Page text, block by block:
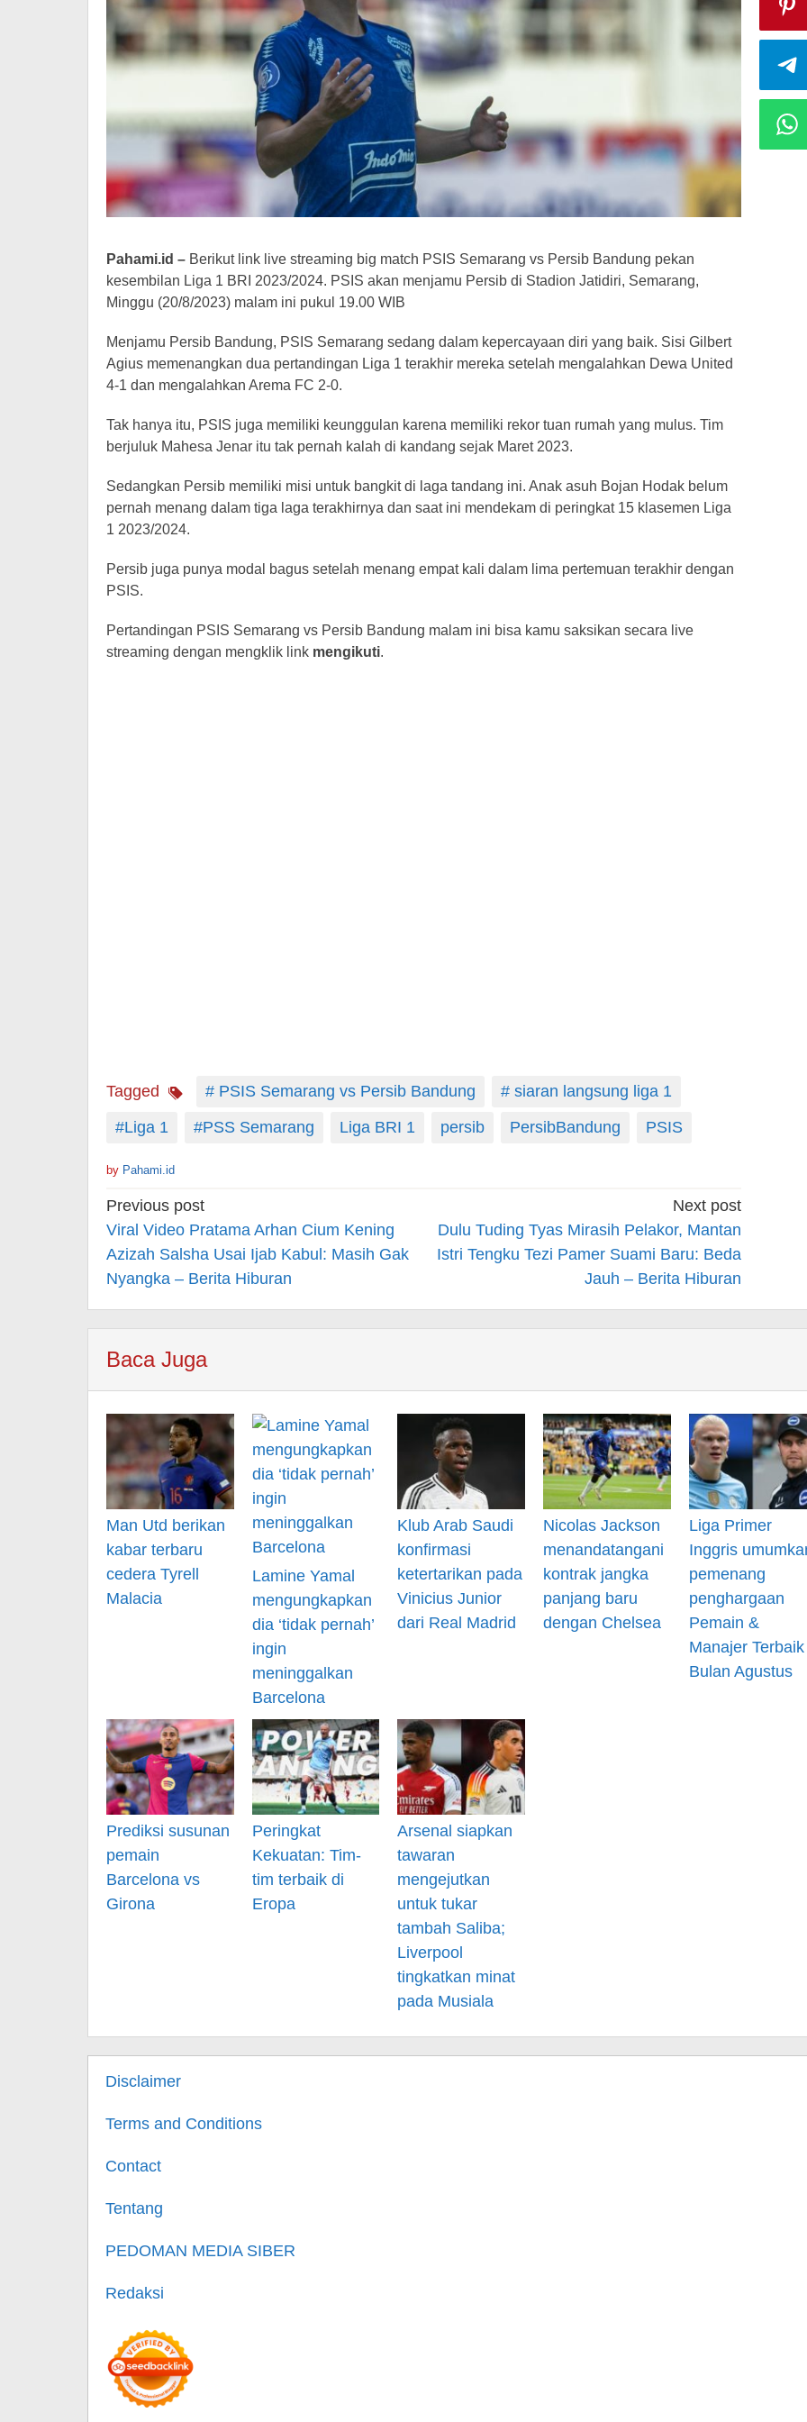
Hiburan
Pahami.id – Berikut link live streaming big match PSIS Semarang vs Persib Bandung pekan
kesembilan Liga 1 BRI 2023/2024. PSIS akan menjamu Persib di Stadion Jatidiri, Semarang,
Minggu (20/8/2023) malam ini pukul 19.00 WIB
Menjamu Persib Bandung, PSIS Semarang sedang dalam kepercayaan diri yang baik. Sisi Gilbert
Agius memenangkan dua pertandingan Liga 1 terakhir mereka setelah mengalahkan Dewa United
4-1 dan mengalahkan Arema FC 2-0.
Tak hanya itu, PSIS juga memiliki keunggulan karena memiliki rekor tuan rumah yang mulus. Tim
berjuluk Mahesa Jenar itu tak pernah kalah di kandang sejak Maret 2023.
Sedangkan Persib memiliki misi untuk bangkit di laga tandang ini. Anak asuh Bojan Hodak belum
pernah menang dalam tiga laga terakhirnya dan saat ini mendekam di peringkat 15 klasemen Liga
1 2023/2024.
Persib juga punya modal bagus setelah menang empat kali dalam lima pertemuan terakhir dengan
PSIS.
Pertandingan PSIS Semarang vs Persib Bandung malam ini bisa kamu saksikan secara live
streaming dengan mengklik link mengikuti.
Tagged # PSIS Semarang vs Persib Bandung
# siaran langsung liga 1
#Liga 1
#PSS Semarang Liga BRI 1 persib PersibBandung PSIS
by Pahami.id
Post
navigation
Previous post
Viral Video Pratama Arhan Cium Kening
Azizah Salsha Usai Ijab Kabul: Masih Gak
Nyangka – Berita Hiburan
Next post
Dulu Tuding Tyas Mirasih Pelakor, Mantan
Istri Tengku Tezi Pamer Suami Baru: Beda
Jauh – Berita Hiburan
Baca Juga
Man Utd berikan
kabar terbaru
cedera Tyrell
Malacia
Lamine Yamal
mengungkapkan
dia ‘tidak pernah’
ingin
meninggalkan
Barcelona
Klub Arab Saudi
konfirmasi
ketertarikan pada
Vinicius Junior
dari Real Madrid
Nicolas Jackson
menandatangani
kontrak jangka
panjang baru
dengan Chelsea
Liga Primer
Inggris
pemenang
penghargaan
Pemain &
Manajer Terbaik
Bulan Agustus
Prediksi susunan
pemain
Barcelona vs
Girona
Peringkat
Kekuatan: Tim-
tim terbaik di
Eropa
Arsenal siapkan
tawaran
mengejutkan
untuk tukar
tambah Saliba;
Liverpool
tingkatkan minat
pada Musiala
Disclaimer
Terms and Conditions
Contact
Tentang
PEDOMAN MEDIA SIBER
Redaksi